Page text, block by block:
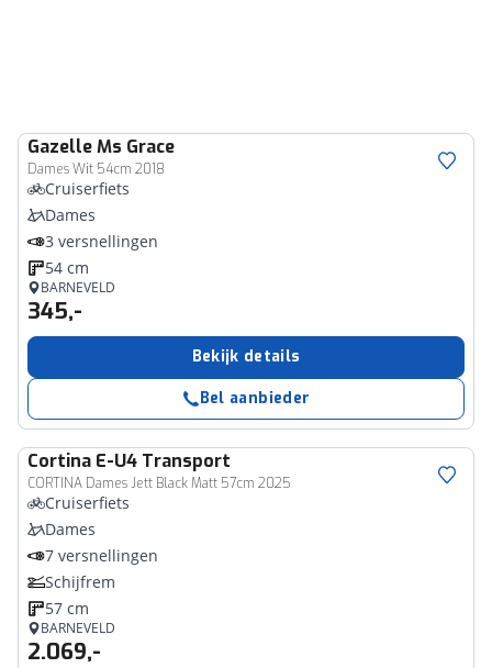
GazelleMs Grace
Dames Wit 54cm 2018
Cruiserfiets
Dames
3 versnellingen
54 cm
BARNEVELD
345,-
Bekijk details
Bel aanbieder
Cortina E-U4 Transport
CORTINA Dames Jett Black Matt 57cm 2025
Cruiserfiets
Dames
7 versnellingen
Schijfrem
57 cm
BARNEVELD
2.069,-